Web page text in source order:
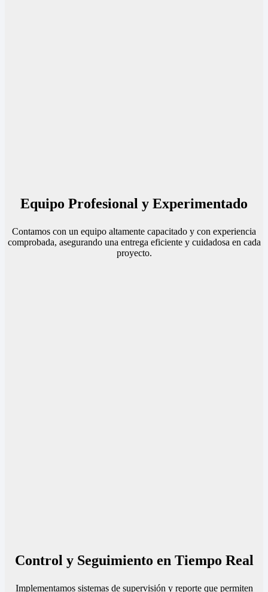
Equipo Profesional y Experimentado
Contamos con un equipo altamente capacitado y con experiencia
comprobada, asegurando una entrega eficiente y cuidadosa en cada
proyecto.
Control y Seguimiento en Tiempo Real
Implementamos sistemas de supervisión y reporte que permiten